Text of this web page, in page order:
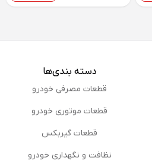
دسته بندی‌ها
قطعات مصرفی خودرو
قطعات موتوری خودرو
قطعات گیربکس
نظافت و نگهداری خودرو